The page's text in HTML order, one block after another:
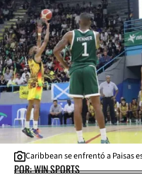
Caribbean se enfrentó a Paisas
POR: WIN SPORTS